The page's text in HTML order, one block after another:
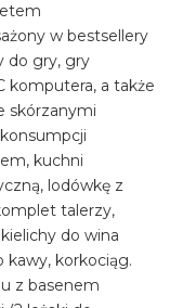
w bestsellery
do gry, gry
komputera, a także
skórzanymi
kuchni
lodówkę z
talerzy,
do wina
kawy, korkociąg.
z basenem